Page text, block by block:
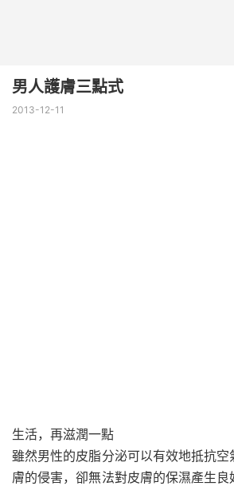
男人護膚三點式
2013-12-11
生活，再滋潤一點
雖然男性的皮脂分泌可以有效地抵抗
膚的侵害，卻無法對皮膚的保濕產生